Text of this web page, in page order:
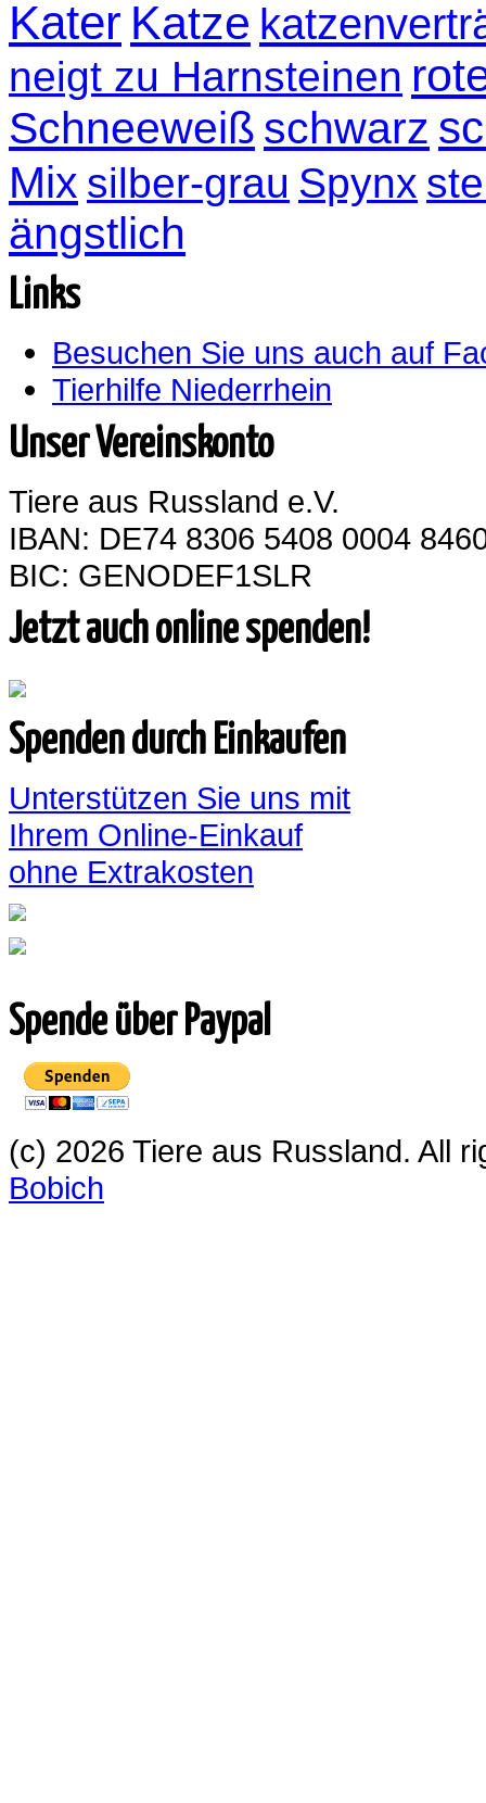
Kater Katze
neigt zu Harnsteinen
Schneeweiß schwarz
Mix silber-grau Spynx
ängstlich
Links
Besuchen Sie uns auch auf
Tierhilfe Niederrhein
Unser Vereinskonto
Tiere aus Russland e.V.
IBAN: DE74 8306 5408 0004
BIC: GENODEF1SLR
Jetzt auch online spenden!
Spenden durch Einkaufen
Unterstützen Sie uns mit
Ihrem Online-Einkauf
ohne Extrakosten
Spende über Paypal
(c) 2026 Tiere aus Russland. All
Bobich